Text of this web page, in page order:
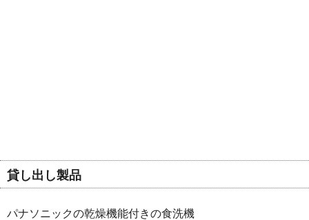
貸し出し製品
パナソニックの乾燥機能付きの食洗機